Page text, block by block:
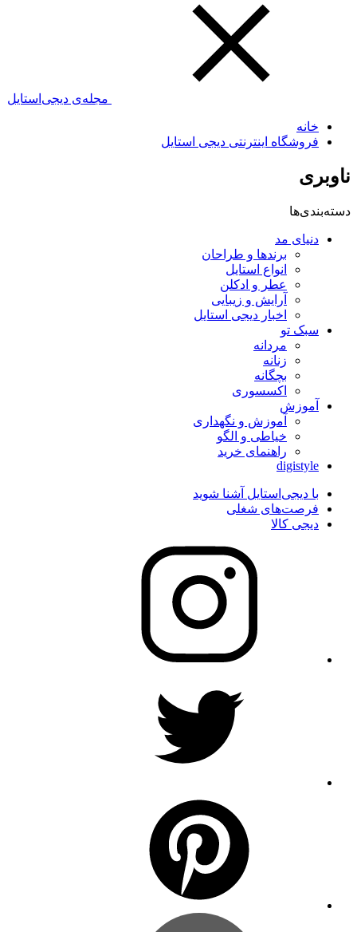
مجله‌ی دیجی‌استایل
خانه
فروشگاه اینترنتی دیجی استایل
ناوبری
دسته‌بندی‌ها
دنیای مد
برندها و طراحان
انواع استایل
عطر و ادکلن
آرایش و زیبایی
اخبار دیجی استایل
سبک تو
مردانه
زنانه
بچگانه
اکسسوری
آموزش
آموزش و نگهداری
خیاطی و الگو
راهنمای خرید
digistyle
با دیجی‌استایل آشنا شوید
فرصت‌های شغلی
دیجی کالا